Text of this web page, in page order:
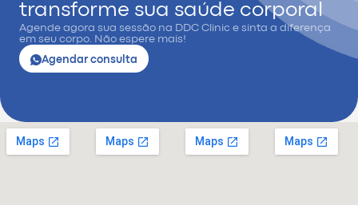
transforme sua saúde corporal
Agende agora sua sessão na DDC Clinic e sinta a diferença
em seu corpo. Não espere mais!
Agendar consulta